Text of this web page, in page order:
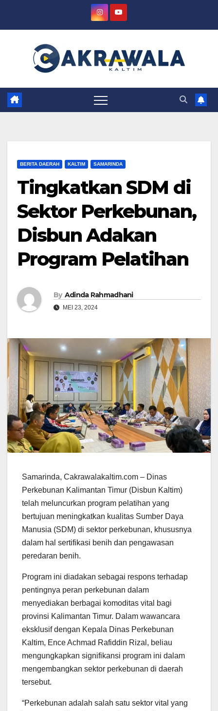
BERITA DAERAH KALTIM SAMARINDA
Tingkatkan SDM di
Sektor Perkebunan,
Disbun Adakan
Program Pelatihan
By Adinda Rahmadhani
MEI 23, 2024
Samarinda, Cakrawalakaltim.com – Dinas
Perkebunan Kalimantan Timur (Disbun Kaltim)
telah meluncurkan program pelatihan yang
bertujuan meningkatkan kualitas Sumber Daya
Manusia (SDM) di sektor perkebunan, khususnya
dalam hal sertifikasi benih dan pengawasan
peredaran benih.
Program ini diadakan sebagai respons terhadap
pentingnya peran perkebunan dalam
menyediakan berbagai komoditas vital bagi
provinsi Kalimantan Timur. Dalam wawancara
eksklusif dengan Kepala Dinas Perkebunan
Kaltim, Ence Achmad Rafiddin Rizal, beliau
mengungkapkan signifikansi program ini dalam
mengembangkan sektor perkebunan di daerah
tersebut.
“Perkebunan adalah salah satu sektor vital yang